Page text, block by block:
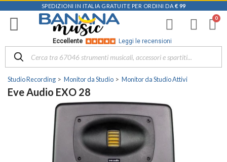
SPEDIZIONI IN ITALIA GRATUITE PER ORDINI DA € 99
Eccellente Leggi le recensioni
Studio Recording Monitor da Studio Monitor da Studio Attivi
Eve Audio EXO 28